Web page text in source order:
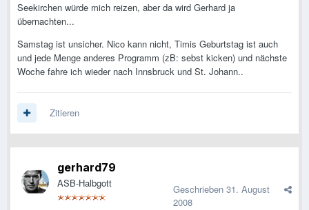
Seekirchen würde mich reizen, aber da wird Gerhard ja
übernachten...
Samstag ist unsicher. Nico kann nicht, Timis Geburtstag ist auch
und jede Menge anderes Programm (zB: sebst kicken) und nächste
Woche fahre ich wieder nach Innsbruck und St. Johann..
Zitieren
gerhard79
ASB-Halbgott Geschrieben 31. August
2008